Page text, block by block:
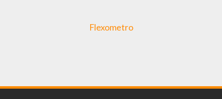
Flexometro